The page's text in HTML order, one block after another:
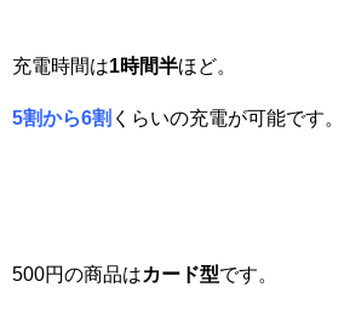
充電時間は1時間半ほど。
5割から6割 くらいの充電が可能です。
500円の商品はカード型です。